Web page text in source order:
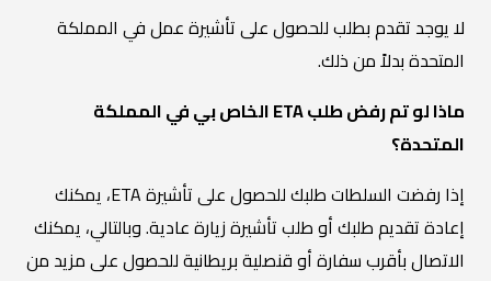
لا يوجد تقدم بطلب للحصول على تأشيرة عمل في المملكة
المتحدة بدلاً من ذلك.
ماذا لو تم رفض طلب ETA الخاص بي في المملكة
المتحدة؟
إذا رفضت السلطات طلبك للحصول على تأشيرة ETA، يمكنك
إعادة تقديم طلبك أو طلب تأشيرة زيارة عادية. وبالتالي، يمكنك
الاتصال بأقرب سفارة أو قنصلية بريطانية للحصول على مزيد من